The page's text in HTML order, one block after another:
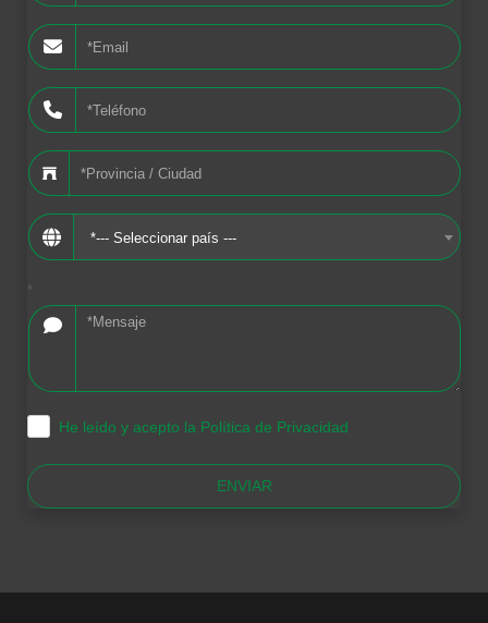
*--- Seleccionar país ---
*
He leído y acepto la Política de Privacidad
ENVIAR